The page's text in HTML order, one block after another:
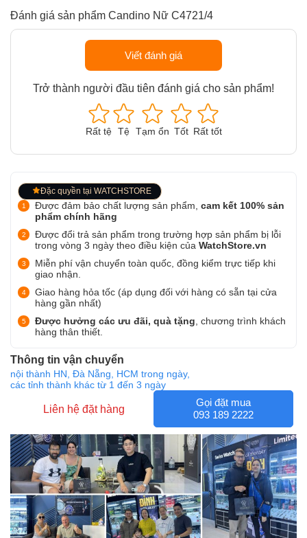
Đánh giá sản phẩm Candino Nữ C4721/4
Viết đánh giá
Trở thành người đầu tiên đánh giá cho sản phẩm!
Rất tệ Tệ Tạm ổn Tốt Rất tốt
Đặc quyền tại WATCHSTORE
Được đảm bảo chất lượng sản phẩm, cam kết 100% sản
phẩm chính hãng
Được đổi trả sản phẩm trong trường hợp sản phẩm bị lỗi
trong vòng 3 ngày theo điều kiện của WatchStore.vn
Miễn phí vận chuyển toàn quốc, đồng kiểm trực tiếp khi
giao nhận.
Giao hàng hỏa tốc (áp dụng đối với hàng có sẵn tại cửa
hàng gần nhất)
Được hưởng các ưu đãi, quà tặng , chương trình khách
hàng thân thiết.
Thông tin vận chuyển
nội thành HN, Đà Nẵng, HCM trong ngày,
các tỉnh thành khác từ 1 đến 3 ngày
Liên hệ đặt hàng
Gọi đặt mua
093 189 2222